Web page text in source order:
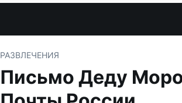
РАЗВЛЕЧЕНИЯ
Письмо Деду